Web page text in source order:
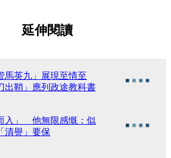
延伸閱讀
馬英九」展現至情至
鞘」應列政途教科書
入」 他無限感慨：似
清譽」要保